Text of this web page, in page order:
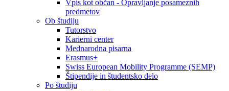
Vpis kot občan - Opravljanje posameznih
predmetov
Ob študiju
Tutorstvo
Karierni center
Mednarodna pisarna
Erasmus+
Swiss European Mobility Programme (SEMP)
Štipendije in študentsko delo
Po študiju